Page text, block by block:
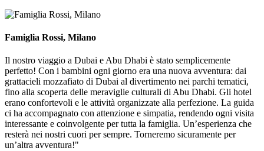
Famiglia Rossi, Milano
Il nostro viaggio a Dubai e Abu Dhabi è stato semplicemente
perfetto! Con i bambini ogni giorno era una nuova avventura: dai
grattacieli mozzafiato di Dubai al divertimento nei parchi tematici,
fino alla scoperta delle meraviglie culturali di Abu Dhabi. Gli hotel
erano confortevoli e le attività organizzate alla perfezione. La guida
ci ha accompagnato con attenzione e simpatia, rendendo ogni visita
interessante e coinvolgente per tutta la famiglia. Un’esperienza che
resterà nei nostri cuori per sempre. Torneremo sicuramente per
un’altra avventura!"